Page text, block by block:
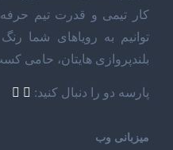
کار تیمی و قدرت تیم
توانیم به رویاهای شما
بلندپروازی هایتان، حامی
پارسه دو را دنبال کنید:
میزبانی وب